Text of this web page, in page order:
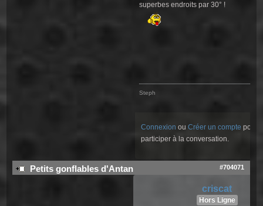
superbes endroits par 30° !
Steph
Connexion ouCréer un compte pour
participer à la conversation.
Petits gonflables d'Antan #704071
criscat
Hors Ligne